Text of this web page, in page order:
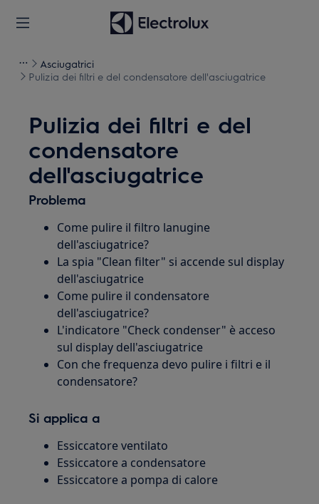
Asciugatrici
Pulizia dei filtri e del condensatore dell'asciugatrice
Pulizia dei filtri e del
condensatore
dell'asciugatrice
Problema
Come pulire il filtro lanugine
dell'asciugatrice?
La spia "Clean filter" si accende sul display
dell'asciugatrice
Come pulire il condensatore
dell'asciugatrice?
L'indicatore "Check condenser" è acceso
sul display dell'asciugatrice
Con che frequenza devo pulire i filtri e il
condensatore?
Si applica a
Essiccatore ventilato
Essiccatore a condensatore
Essiccatore a pompa di calore